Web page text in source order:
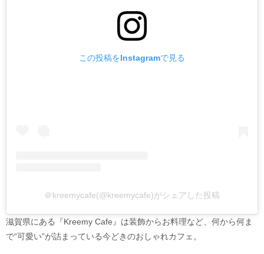
この投稿をInstagramで見る
＠kreemycafe(@kreemycafe)がシェアした投稿
滋賀県にある『Kreemy Cafe』は装飾からお料理など、何から何ま
で“可愛い”が詰まっている今どきのおしゃれカフェ。